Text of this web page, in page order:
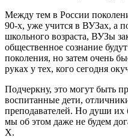
Между тем в России
90-х, уже учится в ВУЗах, а
школьного возраста, ВУЗы
общественное сознание
поколения, но затем очень
руках у тех, кого сегодня
Подчеркну, это могут быть
воспитанные дети,
преподавателей. Но души их
мы об этом даже не будем
Х.